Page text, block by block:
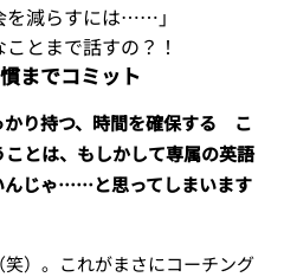
を減らすには……」
とまで話すの？！
までコミット
り持つ、時間を確保する こ
とは、もしかして専属の英語
んじゃ……と思ってしまいます
）。これがまさにコーチング